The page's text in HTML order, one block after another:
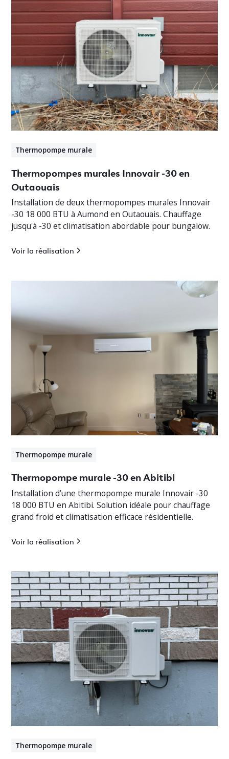
Thermopompe murale
Thermopompes murales Innovair -30 en
Outaouais
Installation de deux thermopompes murales Innovair
-30 18 000 BTU à Aumond en Outaouais. Chauffage
jusqu'à -30 et climatisation abordable pour bungalow.
Voir la réalisation
Thermopompe murale
Thermopompe murale -30 en Abitibi
Installation d’une thermopompe murale Innovair -30
18 000 BTU en Abitibi. Solution idéale pour chauffage
grand froid et climatisation efficace résidentielle.
Voir la réalisation
Thermopompe murale